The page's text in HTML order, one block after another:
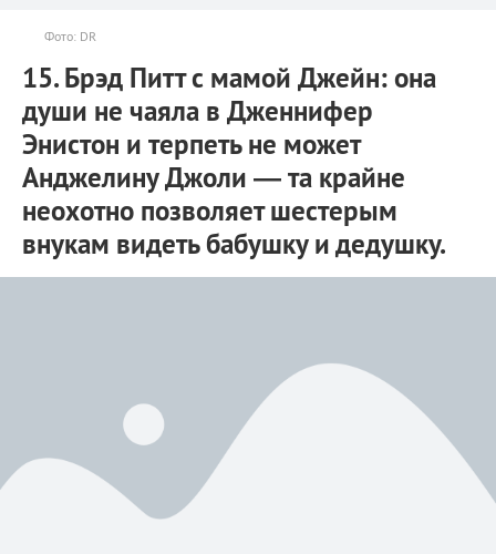
Фото: DR
15. Брэд Питт с мамой Джейн: она
души не чаяла в Дженнифер
Энистон и терпеть не может
Анджелину Джоли — та крайне
неохотно позволяет шестерым
внукам видеть бабушку и дедушку.